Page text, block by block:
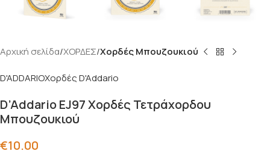
Αρχική σελίδα ΧΟΡΔΕΣ Χορδές Μπουζουκιού
D'ADDARIOΧορδές D'Addario
D’Addario EJ97 Χορδές Τετράχορδου
Μπουζουκιού
€10.00